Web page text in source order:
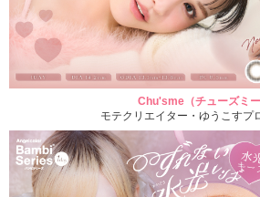
Chu'sme（チューズミー
モテクリエイター・ゆうこすプ